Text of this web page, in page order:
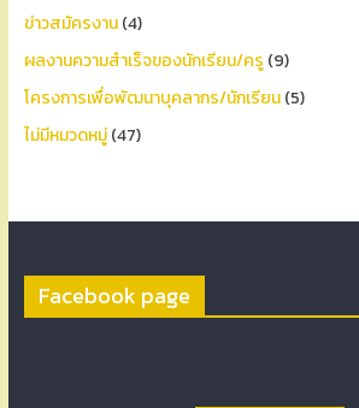
ข่าวสมัครงาน(4)
ผลงานความสำเร็จของนักเรียน/ครู (9)
โครงการเพื่อพัฒนาบุคลากร/นักเรียน(5)
ไม่มีหมวดหมู่(47)
Facebook page